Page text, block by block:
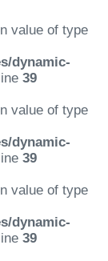
value of type
dynamic-
39
value of type
dynamic-
39
value of type
dynamic-
39